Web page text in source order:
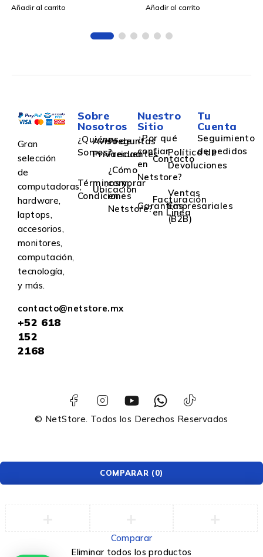
al carrito Añadir al carrito
Gran
selección
de
computadoras,
hardware,
laptops,
accesorios,
monitores,
computación,
tecnología,
y más.
contacto@netstore.mx
+52 618
152
2168
Sobre
Nosotros
¿Quiénes
Somos?
Aviso de
Privacidad
Preguntas
Frecuentes
Términos y
Condiciones
Ubicación
¿Cómo
comprar
en
Netstore?
Nuestro
Sitio
¿Por qué
confiar
en
Netstore?
Contacto
Política de
Devoluciones
Garantías
Facturación
en Linea
Ventas
Empresariales
(B2B)
Tu
Cuenta
Seguimiento
de pedidos
© NetStore. Todos los Derechos Reservados
COMPARAR (0)
Comparar
Eliminar todos los productos